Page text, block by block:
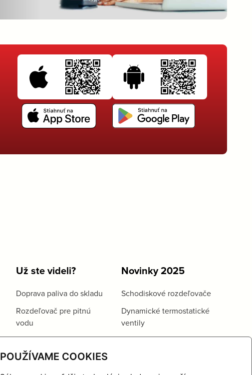
POUŽÍVAME COOKIES
Už ste videli?
Doprava paliva do skladu
Rozdeľovač pre pitnú
vodu
Novinky 2025
Schodiskové rozdeľovače
Dynamické termostatické
ventily